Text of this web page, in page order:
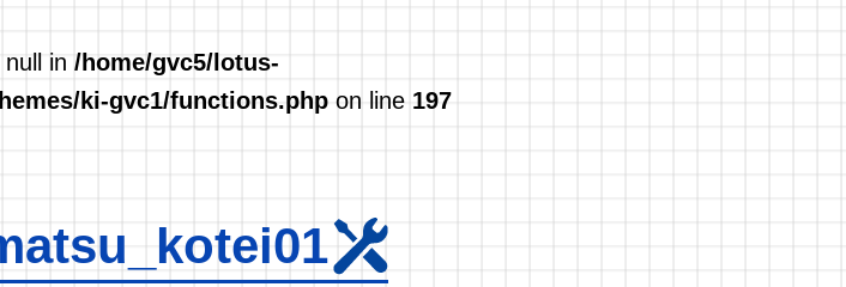
in /home/gvc5/lotus-
ki-gvc1/functions.php on line 197